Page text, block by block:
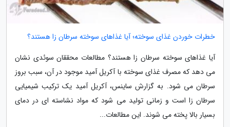
خطرات خوردن غذای سوخته؛ آیا غذاهای سوخته سرطان زا هستند؟
آیا غذاهای سوخته سرطان زا هستند؟ مطالعات محققان سوئدی نشان
می دهد که مصرف غذای سوخته با آکریل آمید موجود در آن، سبب بروز
سرطان می شود. به گزارش ساینس، آکریل آمید یک ترکیب شیمیایی
سرطان زا است و زمانی تولید می شود که مواد نشاسته ای در دمای
بسیار بالا پخته می شوند. این مطالعات...